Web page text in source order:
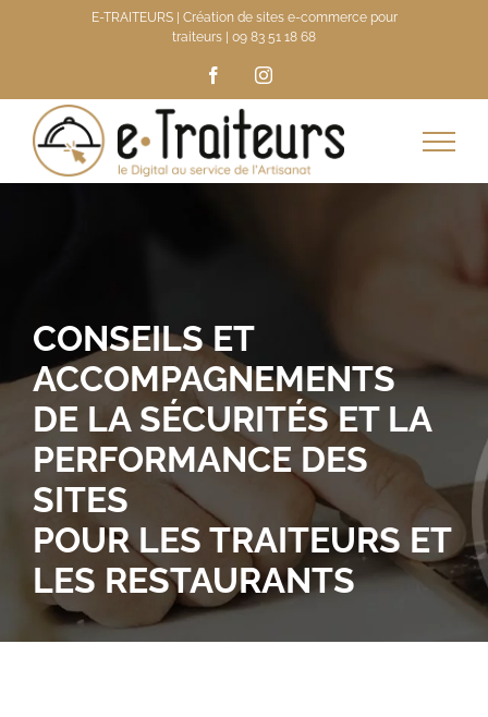
E-TRAITEURS | Création de sites e-commerce pour
traiteurs | 09 83 51 18 68
FacebookInstagram
CONSEILS ET
ACCOMPAGNEMENTS
DE LA SÉCURITÉS ET LA
PERFORMANCE DES
SITES
POUR LES TRAITEURS ET
LES RESTAURANTS